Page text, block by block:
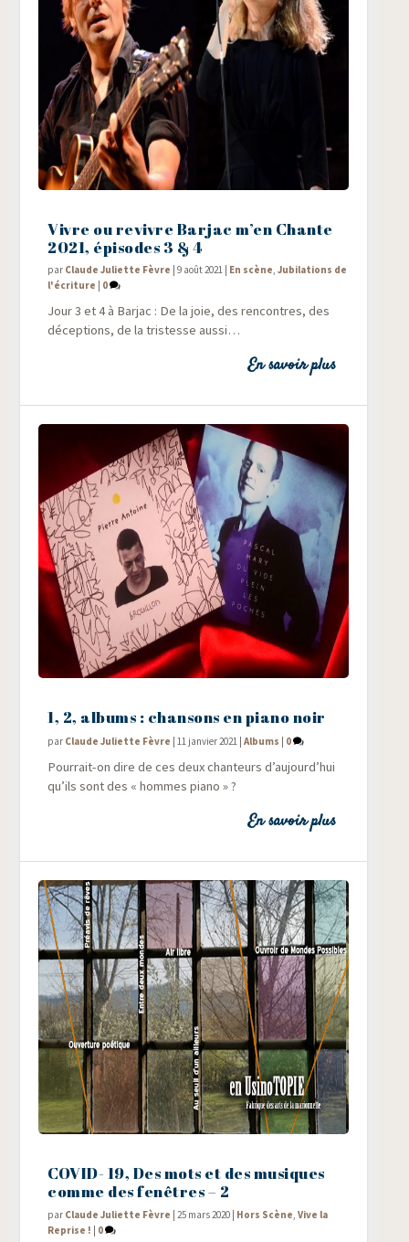
Vivre ou revivre Barjac m’en Chante
2021, épisodes 3 & 4
par Claude Juliette Fèvre |9 août 2021 En scène,Jubilations de
l'écriture
0
Jour 3 et 4 à Bar­jac : De la joie, des ren­contres, des
décep­tions, de la tris­tesse aussi…
En savoir plus
1, 2, albums : chansons en piano noir
par Claude Juliette Fèvre |11 janvier 2021 |Albums 0
Pour­rait-on dire de ces deux chan­teurs d’aujourd’hui
qu’ils sont des « hommes piano » ?
En savoir plus
COVID- 19, Des mots et des musiques
comme des fenêtres – 2
par Claude Juliette Fèvre |25 mars 2020 | Hors Scène ,Vive la
Reprise ! | 0